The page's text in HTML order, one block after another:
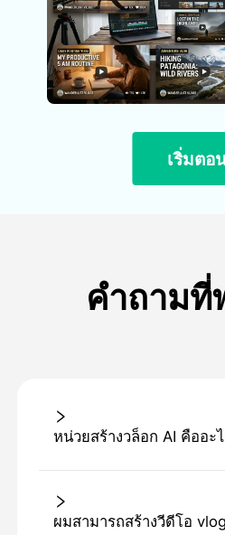
เริ่มตอ
คำถามที่
หน่วยสร้างวล็อก AI คืออะ
ผมสามารถสร้างวีดีโอ